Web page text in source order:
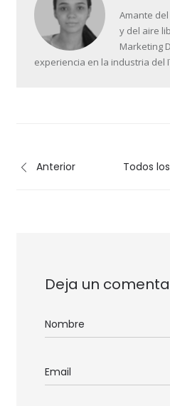
Amante
y del aire
Marketing
experiencia en la industria del
Anterior Todos
Deja un